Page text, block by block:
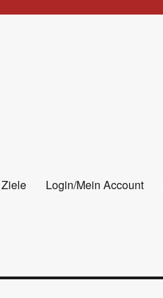
Ziele Login/Mein Account